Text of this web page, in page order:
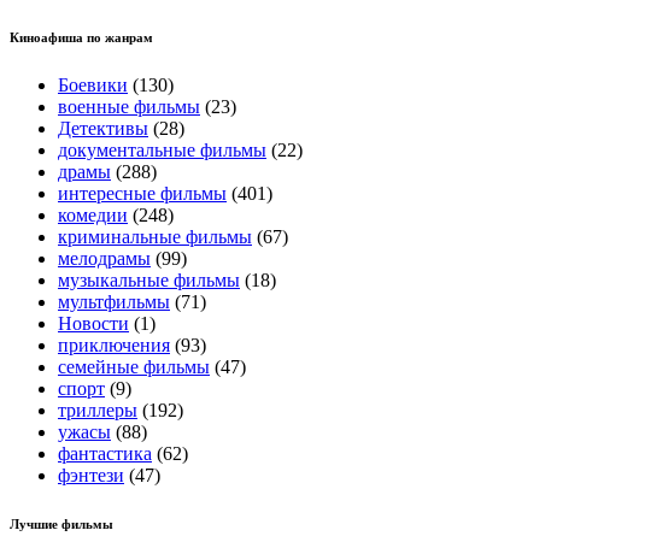
Киноафиша по жанрам
Боевики (130)
военные фильмы (23)
Детективы (28)
документальные фильмы (22)
драмы (288)
интересные фильмы (401)
комедии (248)
криминальные фильмы (67)
мелодрамы (99)
музыкальные фильмы (18)
мультфильмы (71)
Новости (1)
приключения (93)
семейные фильмы (47)
спорт (9)
триллеры (192)
ужасы (88)
фантастика (62)
фэнтези (47)
Лучшие фильмы